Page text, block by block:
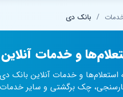
/ بانک دی
و خدمات
استعلام‌ها و خدمات آنلاین بانک
چک برگشتی و سایر